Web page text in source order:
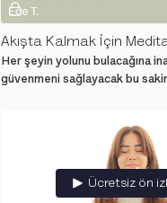
Akışta Kalmak İçin
Her şeyin yolunu bulacağına
güvenmeni sağlayacak bu
Ücretsiz ön